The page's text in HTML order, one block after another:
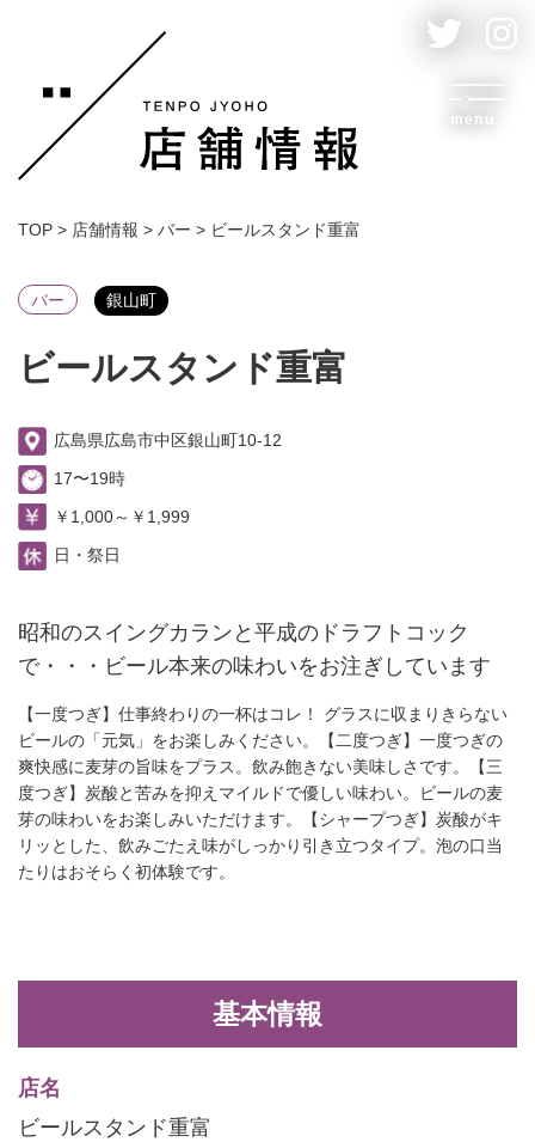
menu
TOP > 店舗情報 > バー > ビールスタンド重富
バー 銀山町
ビールスタンド重富
広島県広島市中区銀山町10-12
17〜19時
￥1,000～￥1,999
日・祭日
昭和のスイングカランと平成のドラフトコック
で・・・ビール本来の味わいをお注ぎしています
【一度つぎ】仕事終わりの一杯はコレ！ グラスに収まりきらない
ビールの「元気」をお楽しみください。【二度つぎ】一度つぎの
爽快感に麦芽の旨味をプラス。飲み飽きない美味しさです。【三
度つぎ】炭酸と苦みを抑えマイルドで優しい味わい。ビールの麦
芽の味わいをお楽しみいただけます。【シャープつぎ】炭酸がキ
リッとした、飲みごたえ味がしっかり引き立つタイプ。泡の口当
たりはおそらく初体験です。
基本情報
店名
ビールスタンド重富